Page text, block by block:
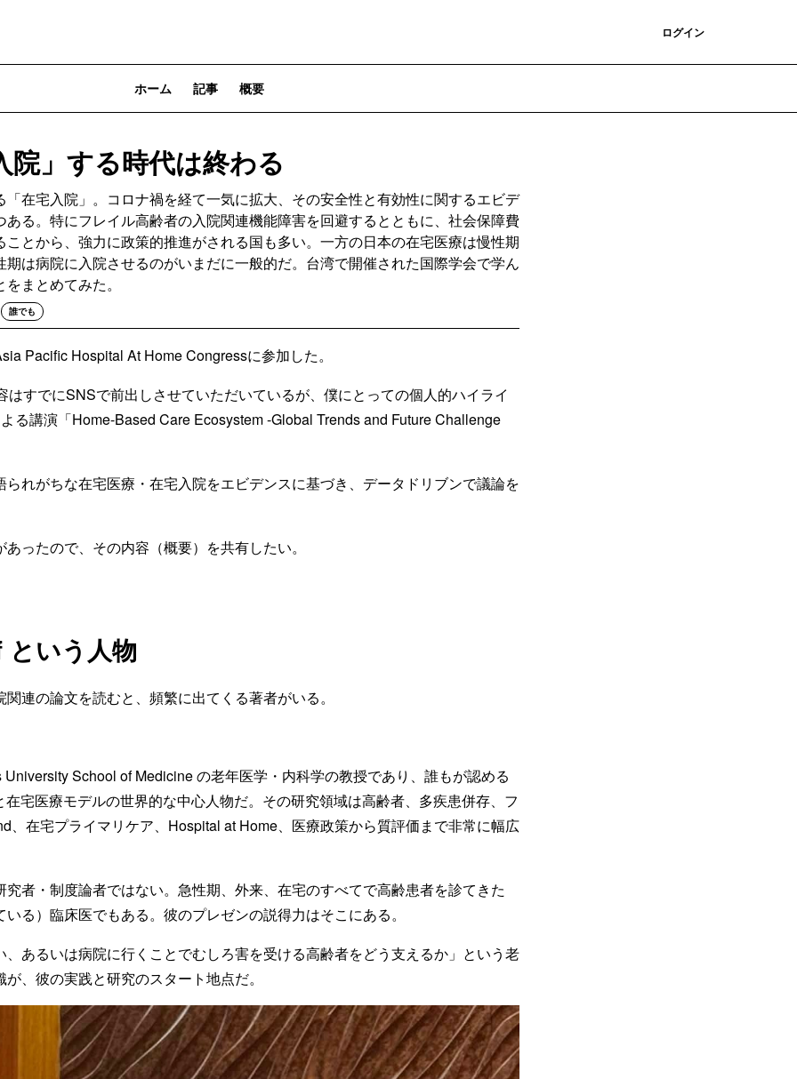
ログイン
ホーム 記事 概要
院」する時代は終わる
「在宅入院」。コロナ禍を経て一気に拡大、その安全性と有効性に関するエビデ
ある。特にフレイル高齢者の入院関連機能障害を回避するとともに、社会保障費
ことから、強力に政策的推進がされる国も多い。一方の日本の在宅医療は慢性期
期は病院に入院させるのがいまだに一般的だ。台湾で開催された国際学会で学ん
まとめてみた。
誰でも
Pacific Hospital At Home Congressに参加した。
はすでにSNSで前出しさせていただいているが、僕にとっての個人的ハイライ
る講演「Home-Based Care Ecosystem -Global Trends and Future Challenge
られがちな在宅医療・在宅入院をエビデンスに基づき、データドリブンで議論を
ったので、その内容（概要）を共有したい。
いう人物
連の論文を読むと、頻繁に出てくる著者がいる。
School of Medicine の老年医学・内科学の教授であり、誰もが認める
宅医療モデルの世界的な中心人物だ。その研究領域は高齢者、多疾患併存、フ
、在宅プライマリケア、Hospital at Home、医療政策から質評価まで非常に幅広
究者・制度論者ではない。急性期、外来、在宅のすべてで高齢患者を診てきた
る）臨床医でもある。彼のプレゼンの説得力はそこにある。
、あるいは病院に行くことでむしろ害を受ける高齢者をどう支えるか」という老
、彼の実践と研究のスタート地点だ。